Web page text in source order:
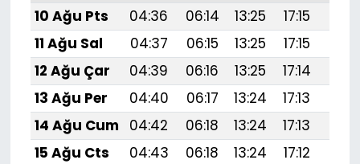
10 Ağu Pts
04:36 06:14 13:25 17:15
11 Ağu Sal
04:37 06:15 13:25 17:15
12 Ağu Çar
04:39 06:16 13:25 17:14
13 Ağu Per
04:40 06:17 13:24 17:13
14 Ağu Cum
04:42 06:18 13:24 17:13
15 Ağu Cts
04:43 06:18 13:24 17:12